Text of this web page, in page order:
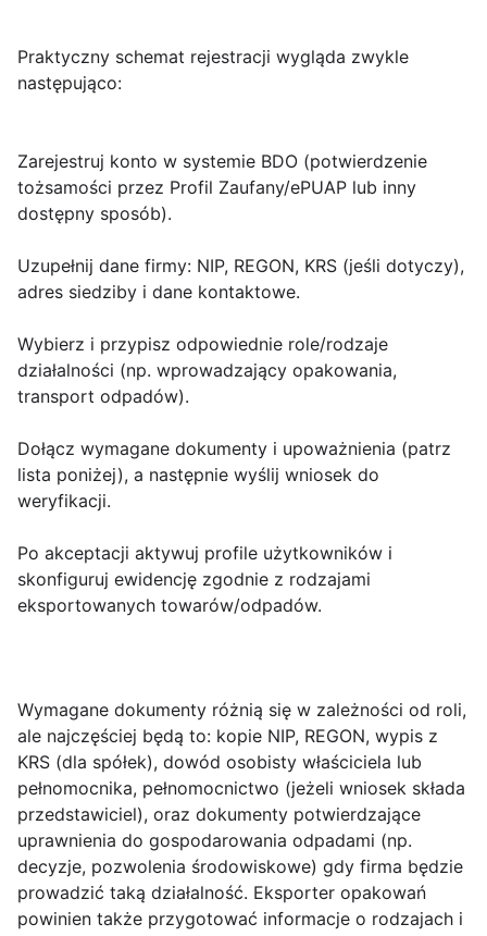
Praktyczny schemat rejestracji wygląda zwykle
następująco:
Zarejestruj konto w systemie BDO (potwierdzenie
tożsamości przez Profil Zaufany/ePUAP lub inny
dostępny sposób).
Uzupełnij dane firmy: NIP, REGON, KRS (jeśli dotyczy),
adres siedziby i dane kontaktowe.
Wybierz i przypisz odpowiednie role/rodzaje
działalności (np. wprowadzający opakowania,
transport odpadów).
Dołącz wymagane dokumenty i upoważnienia (patrz
lista poniżej), a następnie wyślij wniosek do
weryfikacji.
Po akceptacji aktywuj profile użytkowników i
skonfiguruj ewidencję zgodnie z rodzajami
eksportowanych towarów/odpadów.
Wymagane dokumenty różnią się w zależności od roli,
ale najczęściej będą to: kopie NIP, REGON, wypis z
KRS (dla spółek), dowód osobisty właściciela lub
pełnomocnika, pełnomocnictwo (jeżeli wniosek składa
przedstawiciel), oraz dokumenty potwierdzające
uprawnienia do gospodarowania odpadami (np.
decyzje, pozwolenia środowiskowe) gdy firma będzie
prowadzić taką działalność. Eksporter opakowań
powinien także przygotować informacje o rodzajach i